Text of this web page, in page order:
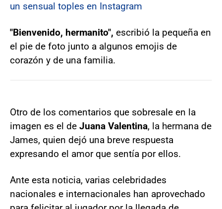
un sensual toples en Instagram
"Bienvenido, hermanito", escribió la pequeña en
el pie de foto junto a algunos emojis de
corazón y de una familia.
Otro de los comentarios que sobresale en la
imagen es el de Juana Valentina, la hermana de
James, quien dejó una breve respuesta
expresando el amor que sentía por ellos.
Ante esta noticia, varias celebridades
nacionales e internacionales han aprovechado